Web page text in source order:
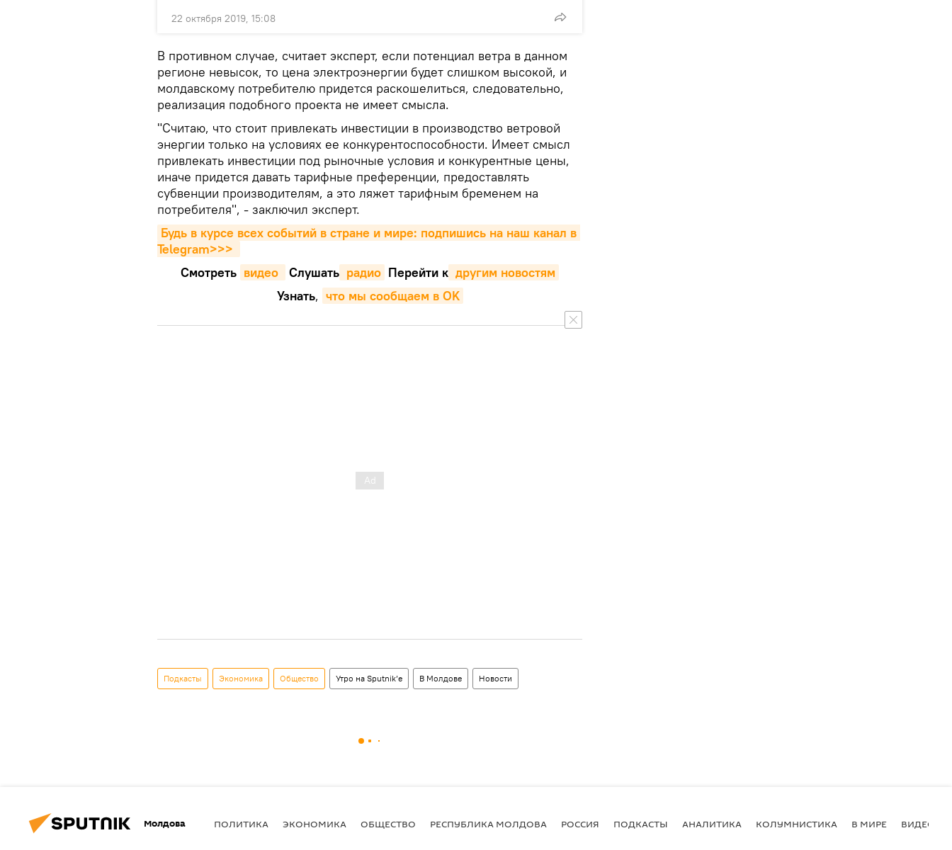
22 октября 2019, 15:08
В противном случае, считает эксперт, если потенциал ветра в данном
регионе невысок, то цена электроэнергии будет слишком высокой, и
молдавскому потребителю придется раскошелиться, следовательно,
реализация подобного проекта не имеет смысла.
"Считаю, что стоит привлекать инвестиции в производство ветровой
энергии только на условиях ее конкурентоспособности. Имеет смысл
привлекать инвестиции под рыночные условия и конкурентные цены,
иначе придется давать тарифные преференции, предоставлять
субвенции производителям, а это ляжет тарифным бременем на
потребителя", - заключил эксперт.
Будь в курсе всех событий в стране и мире: подпишись на наш канал в
Telegram>>>
Смотреть видео Cлушать радио Перейти к другим новостям
Узнать, что мы сообщаем в OK
Подкасты Экономика Общество Утро на Sputnik’e В Молдове Новости
Молдова ПОЛИТИКА ЭКОНОМИКА ОБЩЕСТВО РЕСПУБЛИКА МОЛДОВА РОССИЯ ПОДКАСТЫ АНАЛИТИКА КОЛУМНИСТИКА В МИРЕ ВИДЕО